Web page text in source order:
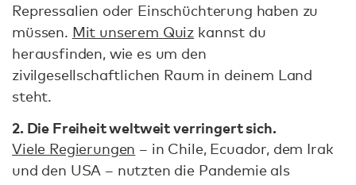
Repressalien oder Einschüchterung haben zu
müssen. Mit unserem Quiz kannst du
herausfinden, wie es um den
zivilgesellschaftlichen Raum in deinem Land
steht.
2. Die Freiheit weltweit verringert sich.
Viele Regierungen – in Chile, Ecuador, dem Irak
und den USA – nutzten die Pandemie als